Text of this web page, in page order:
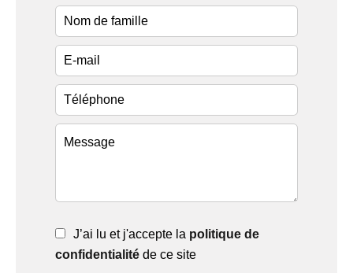
J’ai lu et j'accepte la politique de
confidentialité de ce site